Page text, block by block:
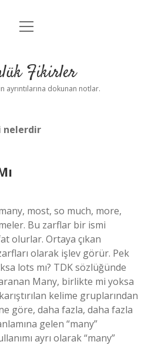
Anasayfa
Yasal Uyarı
menüyü
Fikirler
ayrıntılarına dokunan notlar.
nelerdir
most, so much, more,
Bu zarflar bir ismi
olurlar. Ortaya çıkan
olarak işlev görür. Pek
lots mı? TDK sözlüğünde
aranan Many, birlikte mi yoksa
karıştırılan kelime gruplarından
göre, daha fazla, daha fazla
gelen “many”
ayrı olarak “many”